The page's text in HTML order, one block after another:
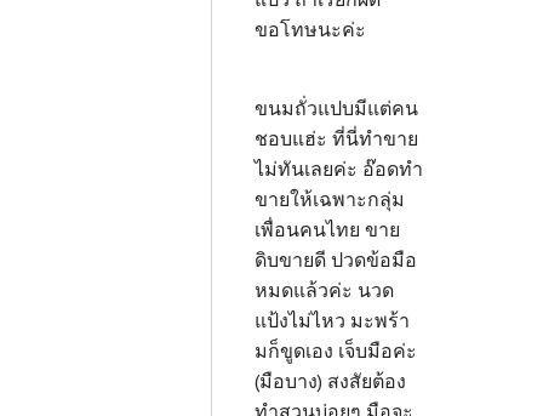
ขอโทษนะค่ะ
ขนมถั่วแปบมีแต่คน
ชอบแฮ่ะ ที่นี่ทำขาย
ไม่ทันเลยค่ะ อ๊อดทำ
ขายให้เฉพาะกลุ่ม
เพื่อนคนไทย ขาย
ดิบขายดี ปวดข้อมือ
หมดแล้วค่ะ นวด
แป้งไม่ไหว มะพร้า
มก็ขูดเอง เจ็บมือค่ะ
(มือบาง) สงสัยต้อง
ทำสวนบ่อยๆ มือจะ